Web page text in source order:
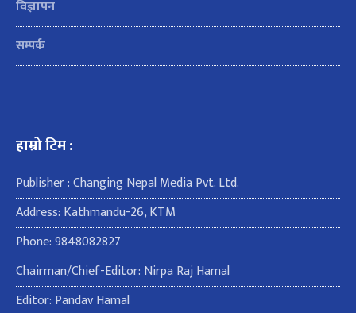
विज्ञापन
सम्पर्क
हाम्रो टिम :
Publisher : Changing Nepal Media Pvt. Ltd.
Address: Kathmandu-26, KTM
Phone: 9848082827
Chairman/Chief-Editor: Nirpa Raj Hamal
Editor: Pandav Hamal